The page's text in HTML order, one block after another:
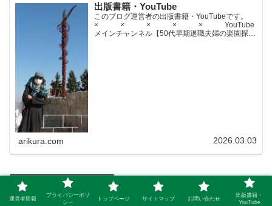
出版書籍・YouTube
このブログ運営者の出版書籍・YouTubeです。
× × × × × YouTube
メインチャンネル【50代早期退職夫婦の楽園探求
arikura.com 2026.03.03
感動・ライフ・お金・仕事
運営者情報
プライバシーポリ
シー
トップページ サイトマップ お問い合わせ
出版書籍・
YouTube